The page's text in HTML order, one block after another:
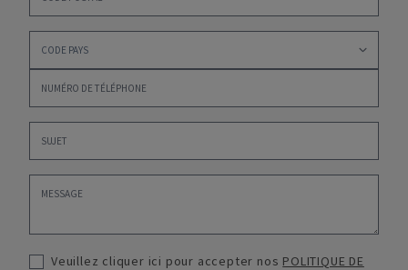
Veuillez cliquer ici pour accepter nos POLITIQUE DE